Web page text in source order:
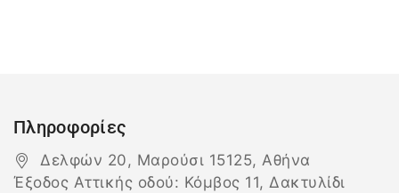
Πληροφορίες
Δελφών 20, Μαρούσι 15125, Αθήνα
Έξοδος Αττικής οδού: Κόμβος 11, Δακτυλίδι